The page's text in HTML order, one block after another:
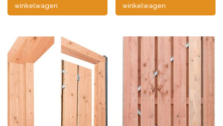
winkelwagen
winkelwagen